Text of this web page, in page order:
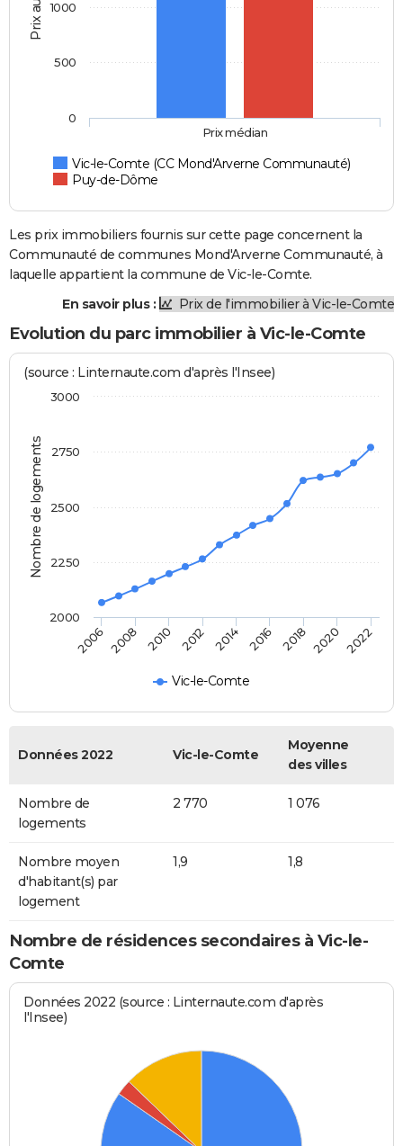
Vic-le-Comte (CC Mond'Arverne Communauté)
Puy-de-Dôme
Prix médian
0
500
1000
Les prix immobiliers fournis sur cette page concernent la
Communauté de communes Mond'Arverne Communauté, à
laquelle appartient la commune de Vic-le-Comte.
En savoir plus :
Prix de l'immobilier à Vic-le-Comte
Evolution du parc immobilier à Vic-le-Comte
Nombre de logements
(source : Linternaute.com d'après l'Insee)
Vic-le-Comte
2006 2008 2010 2012 2014 2016 2018 2020 2022
2000
3000
2250
2500
2750
Données 2022 Vic-le-Comte
Moyenne
des villes
Nombre de
logements
2 770 1 076
Nombre moyen
d'habitant(s) par
logement
1,9 1,8
Nombre de résidences secondaires à Vic-le-
Comte
Données 2022 (source : Linternaute.com d'après
l'Insee)